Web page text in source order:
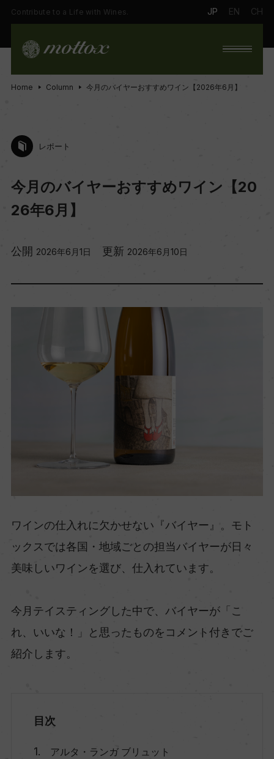
Contribute to a Life with Wines. JP EN CH
Home Column 今月のバイヤーおすすめワイン【2026年6月】
レポート
今月のバイヤーおすすめワイン【20
26年6月】
公開 2026年6月1日 更新 2026年6月10日
ワインの仕入れに欠かせない『バイヤー』。モト
ックスでは各国・地域ごとの担当バイヤーが日々
美味しいワインを選び、仕入れています。
今月テイスティングした中で、バイヤーが「こ
れ、いいな！」と思ったものをコメント付きでご
紹介します。
目次
アルタ・ランガ ブリュット